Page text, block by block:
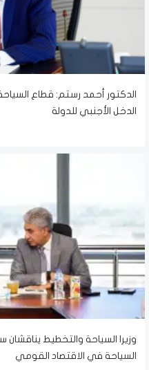
الدكتور أحمد رستم: قطاع السياحة
الدخل الأجنبي للدولة
وزيرا السياحة والتخطيط
السياحة في الاقتصاد القومي